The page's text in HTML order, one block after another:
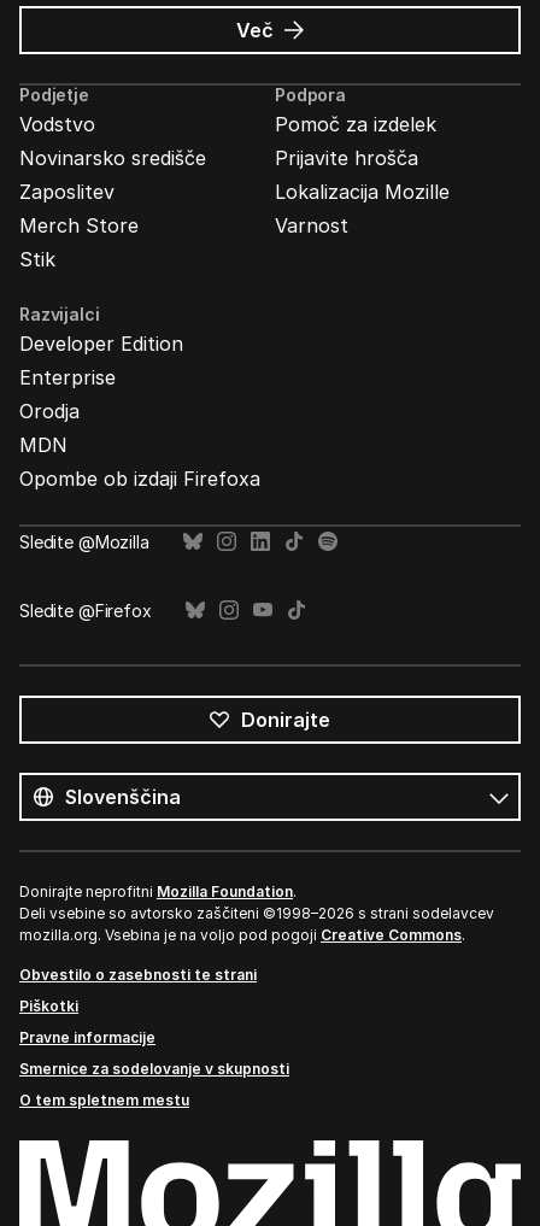
Več o
Oglasi
Mozilla
Podjetje
Vodstvo
Novinarsko središče
Zaposlitev
Merch Store
Stik
Podpora
Pomoč za izdelek
Prijavite hrošča
Lokalizacija Mozille
Varnost
Razvijalci
Developer Edition
Enterprise
Orodja
MDN
Opombe ob izdaji Firefoxa
Sledite @Mozilla
Sledite @Firefox
Donirajte
jeziki
Jezik
Donirajte neprofitni Mozilla Foundation.
Deli vsebine so avtorsko zaščiteni ©1998–2026 s strani sodelavcev
mozilla.org. Vsebina je na voljo pod pogoji Creative Commons.
Obvestilo o zasebnosti te strani
Piškotki
Pravne informacije
Smernice za sodelovanje v skupnosti
O tem spletnem mestu